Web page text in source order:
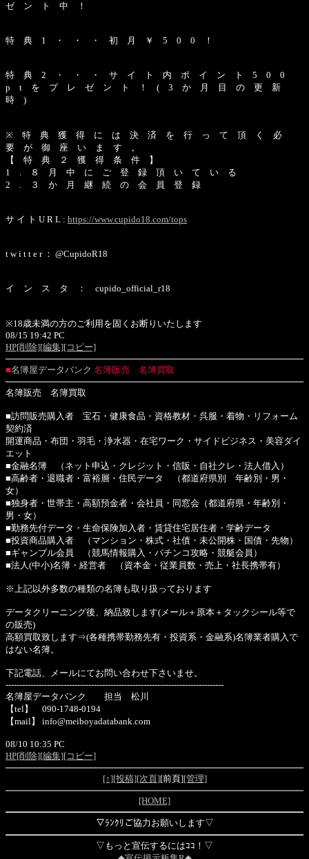
ゼ ン ト 中 ！
特 典 1 ・ ・ ・ 初 月 ￥ 5 0 0 ！
特 典 2 ・ ・ ・ サ イ ト 内 ポ イ ン ト 5 0 0
p t を プ レ ゼ ン ト ！ ( 3 か 月 目 の 更 新
時 )
※ 特 典 獲 得 に は 決 済 を 行 っ て 頂 く 必
要 が 御 座 い ま す 。
【 特 典 ２ 獲 得 条 件 】
1 . ８ 月 中 に ご 登 録 頂 い て い る
2 . ３ か 月 継 続 の 会 員 登 録
サ イ ト U R L : https://www.cupido18.com/tops
t w i t t e r ： @CupidoR18
イ ン ス タ ： cupido_official_r18
※18歳未満の方のご利用を固くお断りいたします
08/15 19:42 PC
HP[削除][編集][コピー]
■名簿屋データバンク 名簿販売 名簿買取
名簿販売 名簿買取
■訪問販売購入者 宝石・健康食品・資格教材・呉服・着物・リフォーム
契約済
開運商品・布団・羽毛・浄水器・在宅ワーク・サイドビジネス・美容ダイ
エット
■金融名簿 （ネット申込・クレジット・信販・自社クレ・法人借入）
■高齢者・退職者・富裕層・住民データ （都道府県別 年齢別・男・
女）
■独身者・世帯主・高額預金者・会社員・同窓会（都道府県・年齢別・
男・女）
■勤務先付データ・生命保険加入者・賃貸住宅居住者・学齢データ
■投資商品購入者 （マンション・株式・社債・未公開株・国債・先物）
■ギャンブル会員 （競馬情報購入・パチンコ攻略・競艇会員）
■法人(中小)名簿・経営者 （資本金・従業員数・売上・社長携帯有）
※上記以外多数の種類の名簿も取り扱っております
データクリーニング後、納品致します(メール＋原本＋タックシール等で
の販売)
高額買取致します⇒(各種携帯勤務先有・投資系・金融系)名簿業者購入で
はない名簿。
下記電話、メールにてお問い合わせ下さいませ。
-------------------------------------------------------------------------------
名簿屋データバンク 担当 松川
【tel】 090-1748-0194
【mail】 info@meiboyadatabank.com
08/10 10:35 PC
HP[削除][編集][コピー]
[↑][投稿][次頁][前頁][管理]
[HOME]
▽ﾗﾝｸﾘご協力お願いします▽
▽もっと宣伝するにはｺｺ！▽